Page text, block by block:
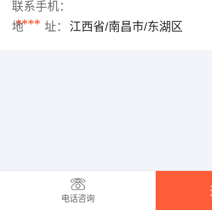
联系手机：
****
地 址： 江西省/南昌市/东湖区
电话咨询